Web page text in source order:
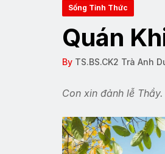
Sống Tỉnh Thức
Quán
By TS.BS.CK2 Trà Anh
Con xin đảnh lễ